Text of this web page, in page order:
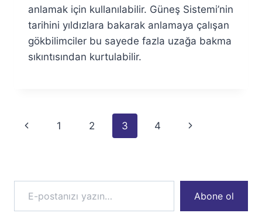
anlamak için kullanılabilir. Güneş Sistemi’nin
tarihini yıldızlara bakarak anlamaya çalışan
gökbilimciler bu sayede fazla uzağa bakma
sıkıntısından kurtulabilir.
Page
Previous
1 2 3 4
Next
E-postanızı yazın…
Abone ol